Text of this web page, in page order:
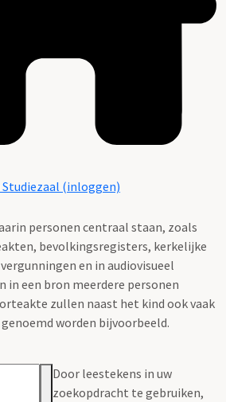
Studiezaal (inloggen)
personen centraal staan, zoals
bevolkingsregisters, kerkelijke
en in audiovisueel
in een bron meerdere personen
zullen naast het kind ook vaak
genoemd worden bijvoorbeeld.
Door leestekens in uw
zoekopdracht te gebruiken,